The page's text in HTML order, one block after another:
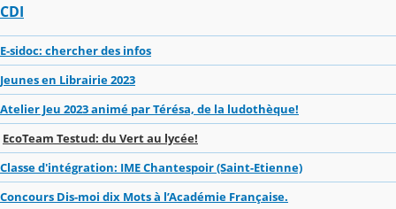
CDI
E-sidoc: chercher des infos
Jeunes en Librairie 2023
Atelier Jeu 2023 animé par Térésa, de la ludothèque!
EcoTeam Testud: du Vert au lycée!
Classe d'intégration: IME Chantespoir (Saint-Etienne)
Concours Dis-moi dix Mots à l’Académie Française.